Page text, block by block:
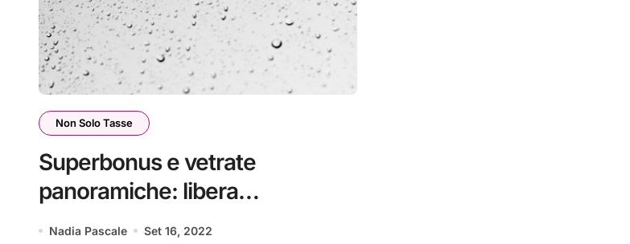
Non Solo Tasse
Superbonus e vetrate
panoramiche: libera
installazione con Aiuti bis
Nadia Pascale Set 16, 2022